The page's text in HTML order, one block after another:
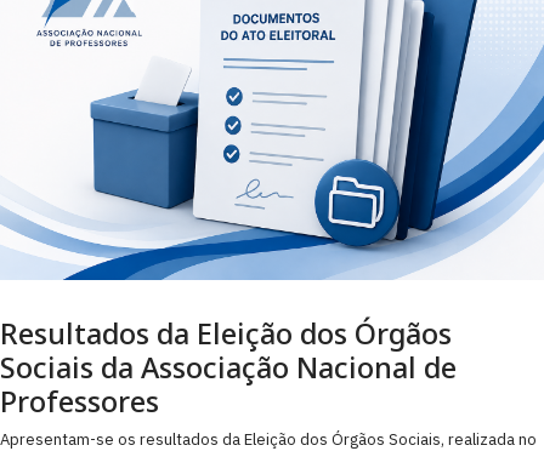
Resultados da Eleição dos Órgãos
Sociais da Associação Nacional de
Professores
Apresentam-se os resultados da Eleição dos Órgãos Sociais, realizada no